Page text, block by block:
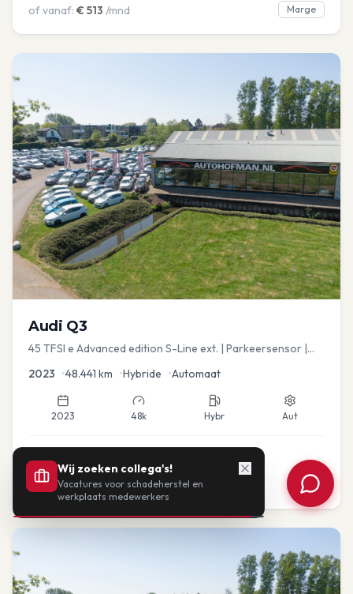
of vanaf: € 513 /mnd Marge
Audi Q3
45 TFSI e Advanced edition S-Line ext. | Parkeersensor |
2023 •48.441 km •Hybride •Automaat
2023 48k Hybr Aut
€33.435
of vanaf: €693/mnd BTW
Wij zoeken collega's!
Vacatures voor schadeherstel en
werkplaats medewerkers